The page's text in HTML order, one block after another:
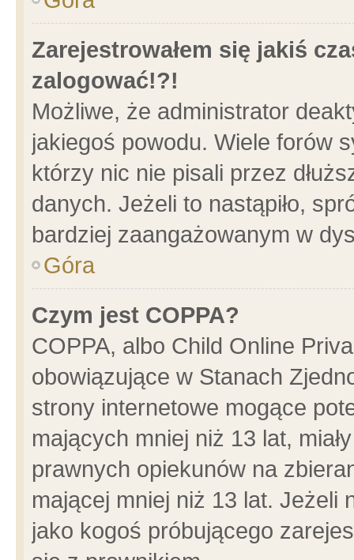
Zarejestrowałem się jakiś
zalogować!?!
Możliwe, że administrator
jakiegoś powodu. Wiele forów
którzy nic nie pisali przez
danych. Jeżeli to nastąpiło,
bardziej zaangażowanym w
Góra
Czym jest COPPA?
COPPA, albo Child Online
obowiązujące w Stanach
strony internetowe mogące
mających mniej niż 13 lat,
prawnych opiekunów na
mającej mniej niż 13 lat. Jeżeli
jako kogoś próbującego